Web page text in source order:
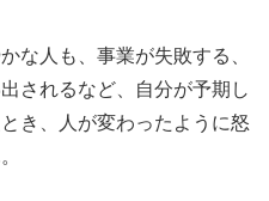
な人も、事業が失敗する、
されるなど、自分が予期し
き、人が変わったように怒